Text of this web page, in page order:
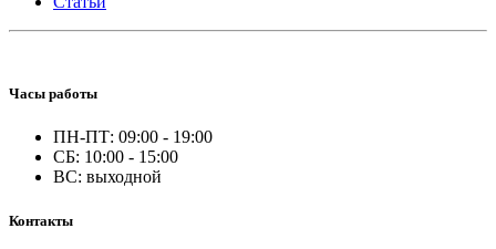
Часы работы
ПН-ПТ: 09:00 - 19:00
СБ: 10:00 - 15:00
ВС: выходной
Контакты